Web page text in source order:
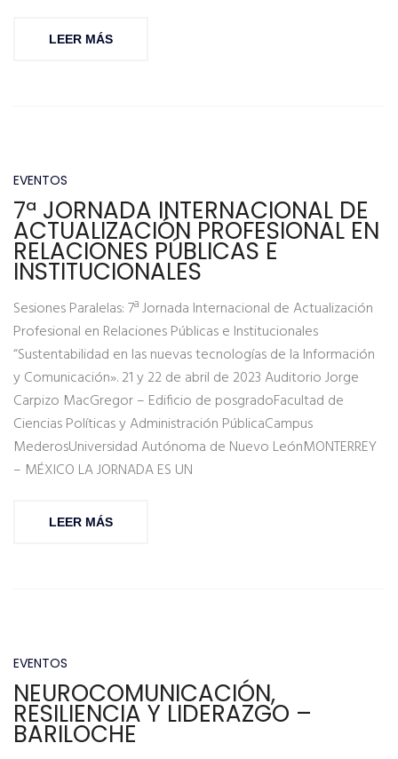
LEER MÁS
EVENTOS
7ª JORNADA INTERNACIONAL DE
ACTUALIZACIÓN PROFESIONAL EN
RELACIONES PÚBLICAS E
INSTITUCIONALES
Sesiones Paralelas: 7ª Jornada Internacional de Actualización
Profesional en Relaciones Públicas e Institucionales
“Sustentabilidad en las nuevas tecnologías de la Información
y Comunicación». 21 y 22 de abril de 2023 Auditorio Jorge
Carpizo MacGregor – Edificio de posgradoFacultad de
Ciencias Políticas y Administración PúblicaCampus
MederosUniversidad Autónoma de Nuevo LeónMONTERREY
– MÉXICO LA JORNADA ES UN
LEER MÁS
EVENTOS
NEUROCOMUNICACIÓN,
RESILIENCIA Y LIDERAZGO –
BARILOCHE